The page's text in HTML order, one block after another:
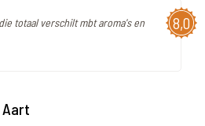
8,0
totaal verschilt mbt aroma's en
Aart